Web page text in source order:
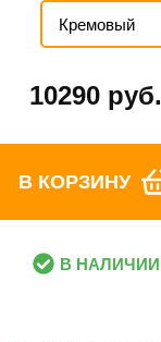
Кремовый
10290 руб.
В КОРЗИНУ
В НАЛИЧИИ